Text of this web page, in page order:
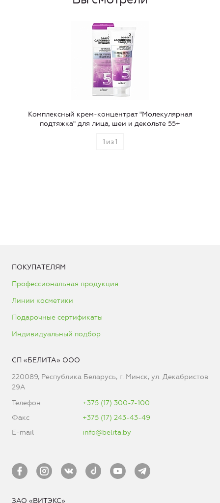
Комплексный крем-концентрат "Молекулярная
подтяжка" для лица, шеи и декольте 55+
1 из1
ПОКУПАТЕЛЯМ
Профессиональная продукция
Линии косметики
Подарочные сертификаты
Индивидуальный подбор
СП «БЕЛИТА» ООО
220089, Республика Беларусь, г. Минск, ул. Декабристов
29А
Телефон
+375 (17) 300-7-100
Факс
+375 (17) 243-43-49
E-mail
info@belita.by
ЗАО «ВИТЭКС»